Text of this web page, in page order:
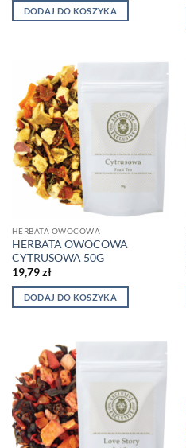
DODAJ DO KOSZYKA
HERBATA OWOCOWA
HERBATA OWOCOWA
CYTRUSOWA 50G
19,79zł
DODAJ DO KOSZYKA